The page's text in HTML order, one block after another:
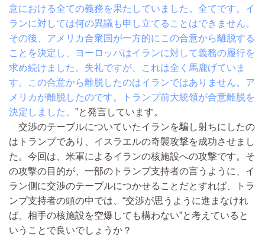
意における全ての義務を果たしていました。全てです。イ
ランに対しては何の異議も申し立てることはできません。
その後、アメリカ合衆国が一方的にこの合意から離脱する
ことを決定し、ヨーロッパはイランに対して義務の履行を
求め続けました。失礼ですが、これは全く馬鹿げていま
す。この合意から離脱したのはイランではありません。ア
メリカが離脱したのです。トランプ前大統領が合意離脱を
決定しました。 ”と発言しています。
交渉のテーブルについていたイランを騙し射ちにしたの
はトランプであり、イスラエルの奇襲攻撃を成功させまし
た。今回は、米軍によるイランの核施設への攻撃です。そ
の攻撃の目的が、一部のトランプ支持者の言うように、イ
ラン側に交渉のテーブルにつかせることだとすれば、トラ
ンプ支持者の頭の中では、“交渉が思うように進まなけれ
ば、相手の核施設を空爆しても構わない”と考えていると
いうことで良いでしょうか？